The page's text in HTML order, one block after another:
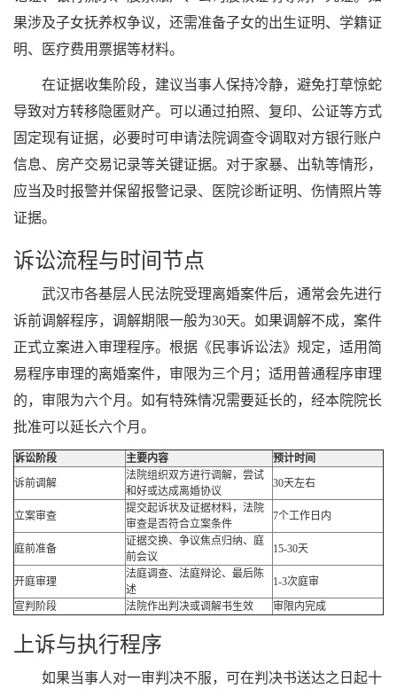
果涉及子女抚养权争议，还需准备子女的出生证明、学籍证
明、医疗费用票据等材料。
在证据收集阶段，建议当事人保持冷静，避免打草惊蛇
导致对方转移隐匿财产。可以通过拍照、复印、公证等方式
固定现有证据，必要时可申请法院调查令调取对方银行账户
信息、房产交易记录等关键证据。对于家暴、出轨等情形，
应当及时报警并保留报警记录、医院诊断证明、伤情照片等
证据。
诉讼流程与时间节点
武汉市各基层人民法院受理离婚案件后，通常会先进行
诉前调解程序，调解期限一般为30天。如果调解不成，案件
正式立案进入审理程序。根据《民事诉讼法》规定，适用简
易程序审理的离婚案件，审限为三个月；适用普通程序审理
的，审限为六个月。如有特殊情况需要延长的，经本院院长
批准可以延长六个月。
诉讼阶段 主要内容
预计时间
诉前调解
法院组织双方进行调解，尝试
和好或达成离婚协议
30天左右
立案审查
提交起诉状及证据材料，法院
审查是否符合立案条件
7个工作日内
庭前准备
证据交换、争议焦点归纳、庭
前会议
15-30天
开庭审理
法庭调查、法庭辩论、最后陈
述
1-3次庭审
宣判阶段
法院作出判决或调解书生效 审限内完成
上诉与执行程序
如果当事人对一审判决不服，可在判决书送达之日起十